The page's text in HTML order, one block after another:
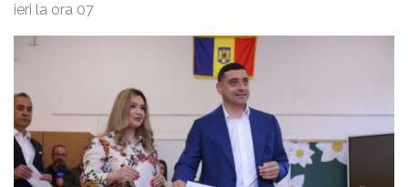
ieri la ora 07